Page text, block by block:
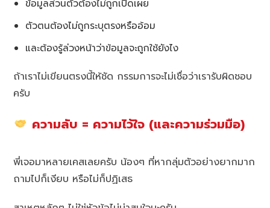
ข้อมูลส่วนตัวต้องไม่ถูกเปิดเผย
ตัวตนต้องไม่ถูกระบุตรงหรืออ้อม
และต้องรู้ล่วงหน้าว่าข้อมูลจะถูกใช้ยังไง
ถ้าเราไม่เขียนตรงนี้ให้ชัด กรรมการจะไม่เชื่อว่าเรารับผิดชอบ
ครับ
ความลับ = ความไว้ใจ (และความร่วมมือ)
พี่เจอมาหลายเคสเลยครับ น้องๆ ที่หากลุ่มตัวอย่างยากมาก
ถามไปก็เงียบ หรือไม่ก็ปฏิเสธ